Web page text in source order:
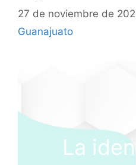
27 de noviembre de
Guanajuato
La